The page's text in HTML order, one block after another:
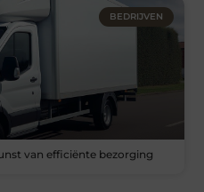
BEDRIJVEN
van efficiënte bezorging